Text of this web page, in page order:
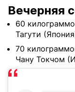
Вечерняя
60
Тагути
70
Чану Токчом